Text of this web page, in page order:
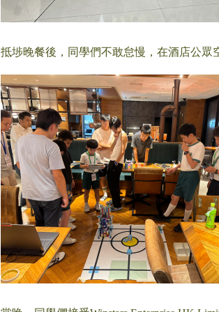
抵埗晚餐後，同學們不敢怠慢，在酒店公